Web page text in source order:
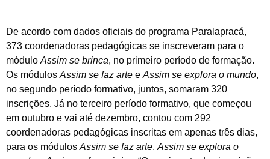
De acordo com dados oficiais do programa Paralapracá,
373 coordenadoras pedagógicas se inscreveram para o
módulo Assim se brinca, no primeiro período de formação.
Os módulos Assim se faz arte e Assim se explora o mundo,
no segundo período formativo, juntos, somaram 320
inscrições. Já no terceiro período formativo, que começou
em outubro e vai até dezembro, contou com 292
coordenadoras pedagógicas inscritas em apenas três dias,
para os módulos Assim se faz arte, Assim se explora o